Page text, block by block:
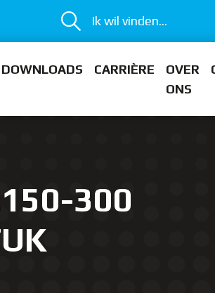
Ik wil vinden...
DOWNLOADS CARRIÈRE
OVER
ONS
300